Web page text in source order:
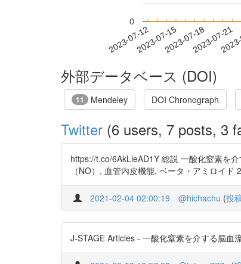
2023-07-122023-07-152023-07-182023-07-21
0
外部データベース (DOI)
11 Mendeley DOI Chronograph
Twitter (6 users, 7 posts, 3
https://t.co/6AkLleAD1Y 総説 一酸化窒素を
（NO）, 血管内皮機能, ベータ・アミロイ
2021-02-04 02:00:19 @hichachu (投
J-STAGE Articles - 一酸化窒素を介する脳